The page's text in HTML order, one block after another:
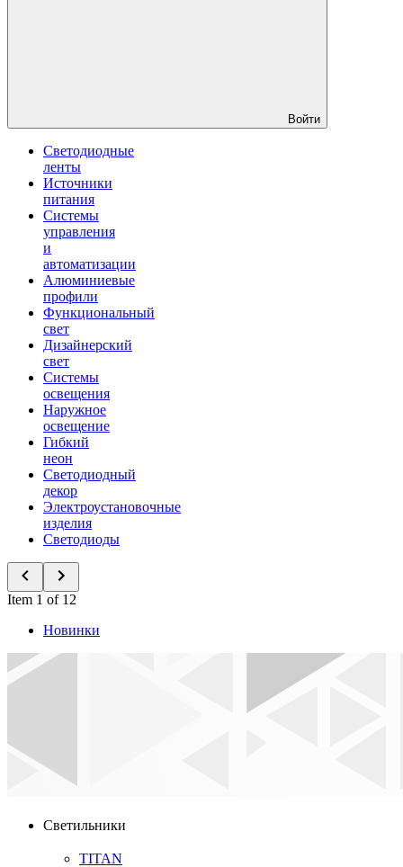
Войти
Светодиодные
ленты
Источники
питания
Системы
управления
и
автоматизации
Алюминиевые
профили
Функциональный
свет
Дизайнерский
свет
Системы
освещения
Наружное
освещение
Гибкий
неон
Светодиодный
декор
Электроустановочные
изделия
Светодиоды
Item 1 of 12
Новинки
Светильники
TITAN